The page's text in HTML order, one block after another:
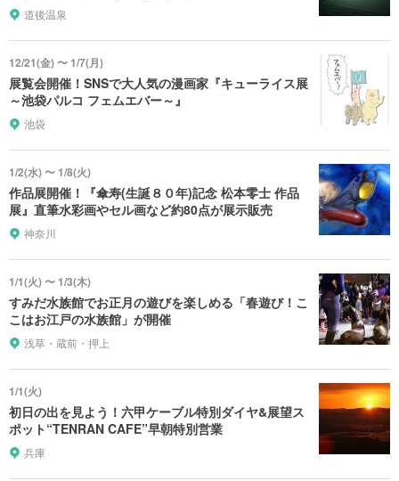
道後温泉
12/21(金) 〜 1/7(月)
展覧会開催！SNSで大人気の漫画家『キューライス展
～池袋パルコ フェムエバー～』
池袋
1/2(水) 〜 1/8(火)
作品展開催！『傘寿(生誕８０年)記念 松本零士 作品
展』直筆水彩画やセル画など約80点が展示販売
神奈川
1/1(火) 〜 1/3(木)
すみだ水族館でお正月の遊びを楽しめる「春遊び！こ
こはお江戸の水族館」が開催
浅草・蔵前・押上
1/1(火)
初日の出を見よう！六甲ケーブル特別ダイヤ&展望ス
ポット“TENRAN CAFE”早朝特別営業
兵庫